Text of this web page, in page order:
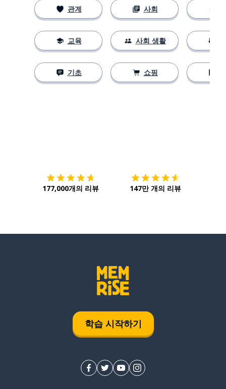
관계
교육
기초
사회
사회 생활
쇼핑
177,000개의 리뷰 147만 개의 리뷰
학습 시작하기